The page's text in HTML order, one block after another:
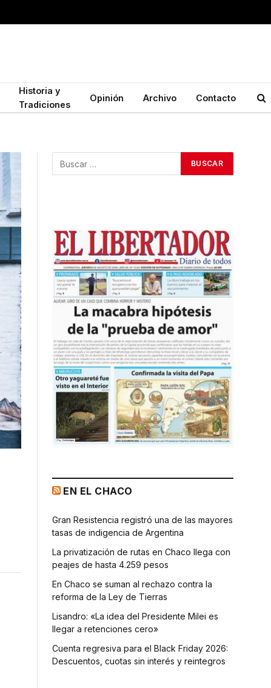
Historia y
Tradiciones
Opinión Archivo Contacto
EN EL CHACO
Gran Resistencia registró una de las mayores
tasas de indigencia de Argentina
La privatización de rutas en Chaco llega con
peajes de hasta 4.259 pesos
En Chaco se suman al rechazo contra la
reforma de la Ley de Tierras
Lisandro: «La idea del Presidente Milei es
llegar a retenciones cero»
Cuenta regresiva para el Black Friday 2026:
Descuentos, cuotas sin interés y reintegros